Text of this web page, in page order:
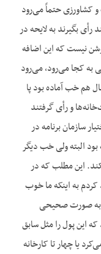
کشاورزی حتماً می‌رود
بگیرند به لایحه در
نیست که این اضافه
به کجا می‌رود، می‌رود
هم خب آماده بود پا
و رأی گرفتند
سازمان برنامه در
البته ولی خب دیگر
این مطلب که در
به اینکه ما خوب
به صورت صحیحی
که این پول را مثل سابق
یا چهار تا کارخانه